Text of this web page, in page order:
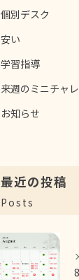
個別デスク
安い
学習指導
来週のミニチャレ
お知らせ
最近の投稿
Posts